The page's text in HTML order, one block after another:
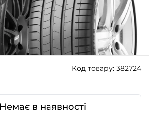
Код товару: 382724
Немає в наявності